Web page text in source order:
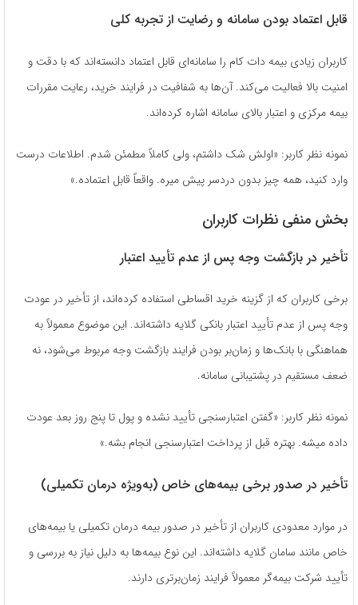
قابل اعتماد بودن سامانه و رضایت از تجربه کلی
کاربران زیادی بیمه دات کام را سامانه‌ای قابل اعتماد دانسته‌اند که با دقت و
امنیت بالا فعالیت می‌کند. آن‌ها به شفافیت در فرایند خرید، رعایت مقررات
بیمه مرکزی و اعتبار بالای سامانه اشاره کرده‌اند.
نمونه نظر کاربر: «اولش شک داشتم، ولی کاملاً مطمئن شدم. اطلاعات درست
وارد کنید، همه چیز بدون دردسر پیش میره. واقعاً قابل اعتماده.»
بخش منفی نظرات کاربران
تأخیر در بازگشت وجه پس از عدم تأیید اعتبار
برخی کاربران که از گزینه خرید اقساطی استفاده کرده‌اند، از تأخیر در عودت
وجه پس از عدم تأیید اعتبار بانکی گلایه داشته‌اند. این موضوع معمولاً به
هماهنگی با بانک‌ها و زمان‌بر بودن فرایند بازگشت وجه مربوط می‌شود، نه
ضعف مستقیم در پشتیبانی سامانه.
نمونه نظر کاربر: «گفتن اعتبارسنجی تأیید نشده و پول تا پنج روز بعد عودت
داده میشه. بهتره قبل از پرداخت اعتبارسنجی انجام بشه.»
تأخیر در صدور برخی بیمه‌های خاص (به‌ویژه درمان تکمیلی)
در موارد معدودی کاربران از تأخیر در صدور بیمه درمان تکمیلی یا بیمه‌های
خاص مانند سامان گلایه داشته‌اند. این نوع بیمه‌ها به دلیل نیاز به بررسی و
تأیید شرکت بیمه‌گر معمولاً فرایند زمان‌برتری دارند.